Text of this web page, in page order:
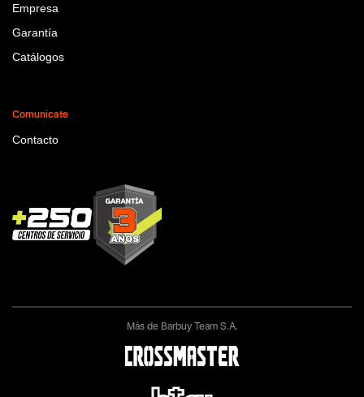
Empresa
Garantía
Catálogos
Comunicate
Contacto
Más de Barbuy Team S.A.